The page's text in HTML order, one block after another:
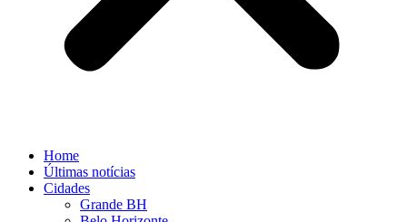
Home
Últimas notícias
Cidades
Grande BH